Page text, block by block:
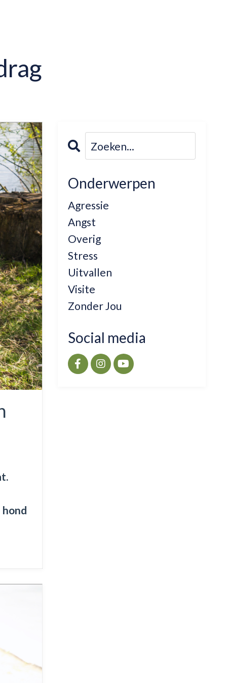
Onderwerpen
Agressie
Angst
Overig
Stress
Uitvallen
Visite
Zonder Jou
Social media